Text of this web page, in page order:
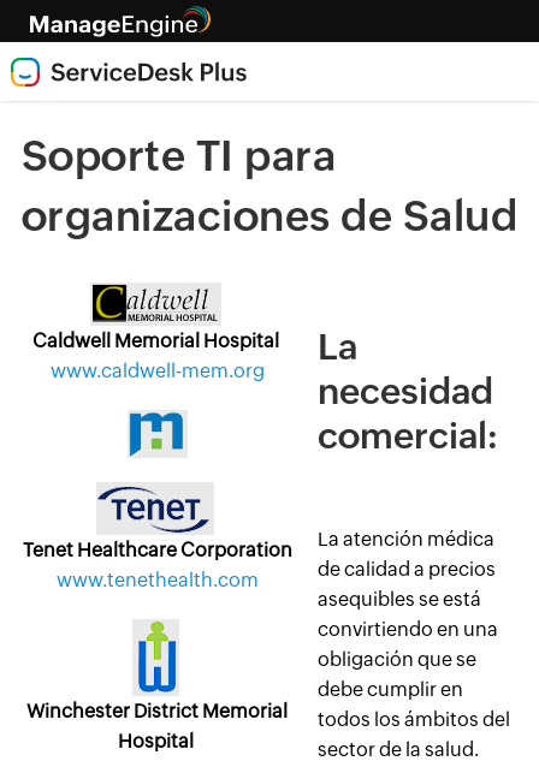
Soporte TI para
organizaciones de Salud
Caldwell Memorial Hospital
www.caldwell-mem.org
Tenet Healthcare Corporation
www.tenethealth.com
Winchester District Memorial
Hospital
La
necesidad
comercial:
La atención médica
de calidad a precios
asequibles se está
convirtiendo en una
obligación que se
debe cumplir en
todos los ámbitos del
sector de la salud.